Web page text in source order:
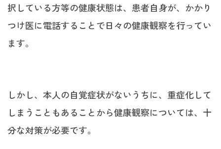
択している方等の健康状態は、患者自身が、かかり
つけ医に電話することで日々の健康観察を行ってい
ます。
しかし、本人の自覚症状がないうちに、重症化して
しまうこともあることから健康観察については、十
分な対策が必要です。